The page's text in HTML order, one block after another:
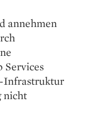
annehmen
Services
Infrastruktur
nicht